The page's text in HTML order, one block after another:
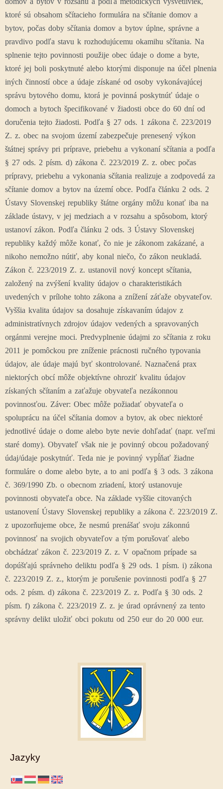
ktoré sú obsahom sčítacieho formulára na sčítanie domov a
bytov, počas doby sčítania domov a bytov úplne, správne a
pravdivo podľa stavu k rozhodujúcemu okamihu sčítania. Na
splnenie tejto povinnosti použije obec údaje o dome a byte,
ktoré jej boli poskytnuté alebo ktorými disponuje na účel plnenia
iných činností obce a údaje získané od osoby vykonávajúcej
správu bytového domu, ktorá je povinná poskytnúť údaje o
domoch a bytoch špecifikované v žiadosti obce do 60 dní od
doručenia tejto žiadosti. Podľa § 27 ods. 1 zákona č. 223/2019
Z. z. obec na svojom území zabezpečuje prenesený výkon
štátnej správy pri príprave, priebehu a vykonaní sčítania a podľa
§ 27 ods. 2 písm. d) zákona č. 223/2019 Z. z. obec počas
prípravy, priebehu a vykonania sčítania realizuje a zodpovedá za
sčítanie domov a bytov na území obce. Podľa článku 2 ods. 2
Ústavy Slovenskej republiky štátne orgány môžu konať iba na
základe ústavy, v jej medziach a v rozsahu a spôsobom, ktorý
ustanoví zákon. Podľa článku 2 ods. 3 Ústavy Slovenskej
republiky každý môže konať, čo nie je zákonom zakázané, a
nikoho nemožno nútiť, aby konal niečo, čo zákon neukladá.
Zákon č. 223/2019 Z. z. ustanovil nový koncept sčítania,
založený na zvýšení kvality údajov o charakteristikách
uvedených v prílohe tohto zákona a znížení záťaže obyvateľov.
Vyššia kvalita údajov sa dosahuje získavaním údajov z
administratívnych zdrojov údajov vedených a spravovaných
orgánmi verejne moci. Predvyplnenie údajmi zo sčítania z roku
2011 je pomôckou pre zníženie prácnosti ručného typovania
údajov, ale údaje majú byť skontrolované. Naznačená prax
niektorých obcí môže objektívne ohroziť kvalitu údajov
získaných sčítaním a zaťažuje obyvateľa nezákonnou
povinnosťou. Záver: Obec môže požiadať obyvateľa o
spoluprácu na účel sčítania domov a bytov, ak obec niektoré
jednotlivé údaje o dome alebo byte nevie dohľadať (napr. veľmi
staré domy). Obyvateľ však nie je povinný obcou požadovaný
údaj/údaje poskytnúť. Teda nie je povinný vypĺňať žiadne
formuláre o dome alebo byte, a to ani podľa § 3 ods. 3 zákona
č. 369/1990 Zb. o obecnom zriadení, ktorý ustanovuje
povinnosti obyvateľa obce. Na základe vyššie citovaných
ustanovení Ústavy Slovenskej republiky a zákona č. 223/2019 Z.
z upozorňujeme obce, že nesmú prenášať svoju zákonnú
povinnosť na svojich obyvateľov a tým porušovať alebo
obchádzať zákon č. 223/2019 Z. z. V opačnom prípade sa
dopúšťajú správneho deliktu podľa § 29 ods. 1 písm. i) zákona
č. 223/2019 Z. z., ktorým je porušenie povinnosti podľa § 27
ods. 2 písm. d) zákona č. 223/2019 Z. z. Podľa § 30 ods. 2
písm. f) zákona č. 223/2019 Z. z. je úrad oprávnený za tento
správny delikt uložiť obci pokutu od 250 eur do 20 000 eur.
Jazyky